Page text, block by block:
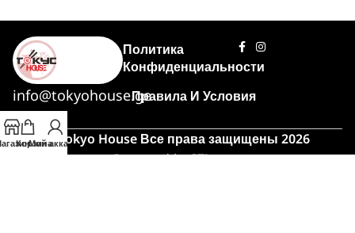
info@tokyohouse.ge
Политика
Конфиденциальности
Правила И Условия
© Tokyo House Все права защищены 2026
Powered byITLover
Корзина
Мой аккаунт